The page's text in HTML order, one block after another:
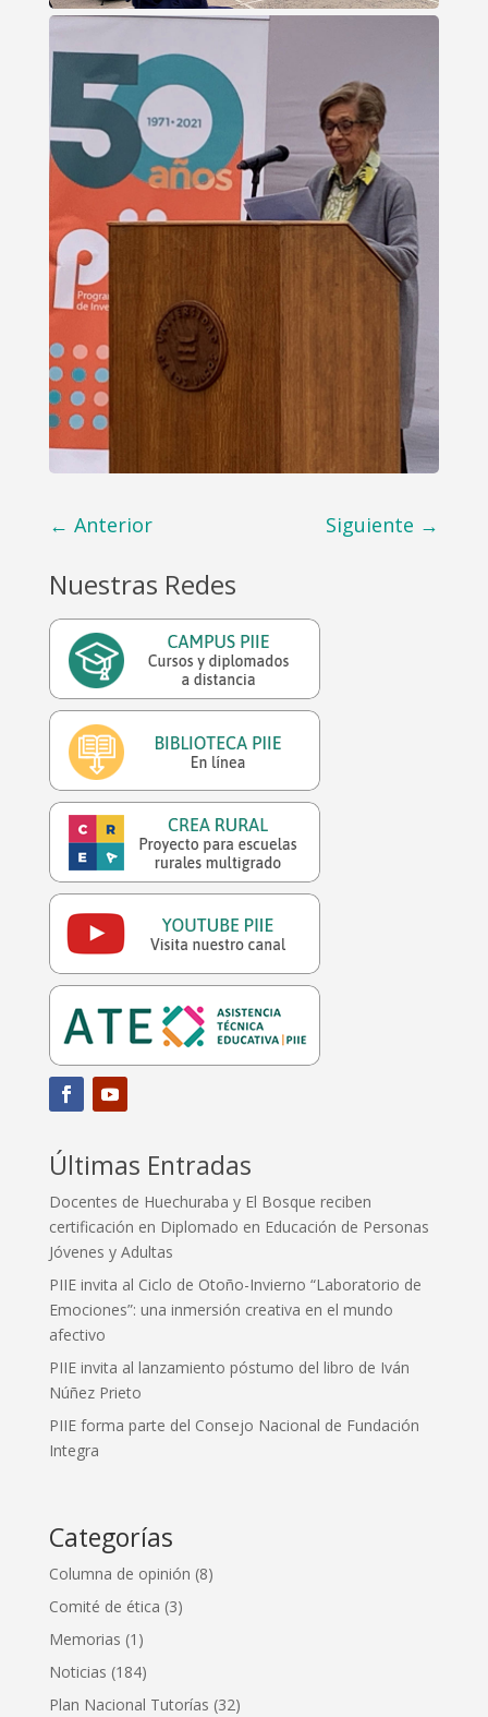
← Anterior Siguiente →
Nuestras Redes
Últimas Entradas
Docentes de Huechuraba y El Bosque reciben
certificación en Diplomado en Educación de Personas
Jóvenes y Adultas
PIIE invita al Ciclo de Otoño-Invierno “Laboratorio de
Emociones”: una inmersión creativa en el mundo
afectivo
PIIE invita al lanzamiento póstumo del libro de Iván
Núñez Prieto
PIIE forma parte del Consejo Nacional de Fundación
Integra
Categorías
Columna de opinión (8)
Comité de ética (3)
Memorias (1)
Noticias (184)
Plan Nacional Tutorías (32)